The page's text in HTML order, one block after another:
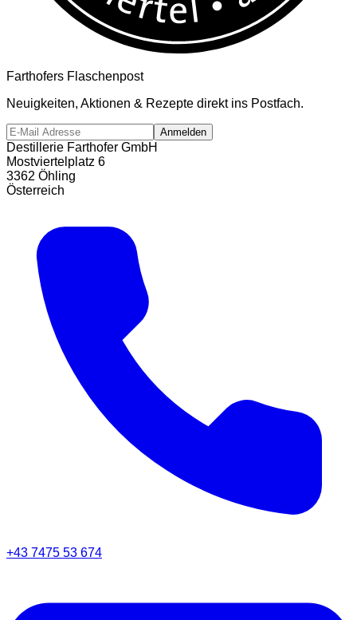
Farthofers Flaschenpost
Neuigkeiten, Aktionen & Rezepte direkt ins Postfach.
Anmelden
Destillerie Farthofer GmbH
Mostviertelplatz 6
3362 Öhling
Österreich
+43 7475 53 674